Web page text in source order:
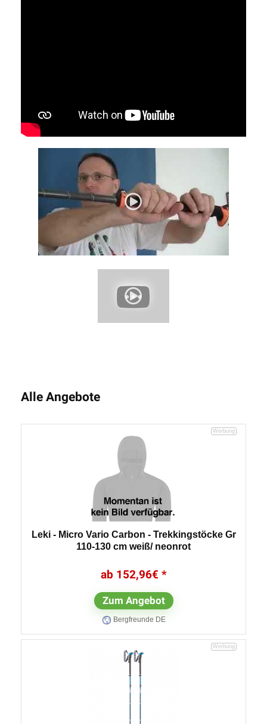
Alle Angebote
Leki - Micro Vario Carbon - Trekkingstöcke Gr
110-130 cm weiß/ neonrot
152,96€
Zum Angebot
Bergfreunde DE